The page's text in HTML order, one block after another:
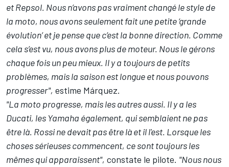
et Repsol. Nous n’avons pas vraiment changé le style de
la moto, nous avons seulement fait une petite ‘grande
évolution’ et je pense que c’est la bonne direction. Comme
cela s’est vu, nous avons plus de moteur. Nous le gérons
chaque fois un peu mieux. Il y a toujours de petits
problèmes, mais la saison est longue et nous pouvons
progresser", estime Márquez.
"La moto progresse, mais les autres aussi. Il y a les
Ducati, les Yamaha également, qui semblaient ne pas
être là. Rossi ne devait pas être là et il l'est. Lorsque les
choses sérieuses commencent, ce sont toujours les
mêmes qui apparaissent", constate le pilote. "Nous nous